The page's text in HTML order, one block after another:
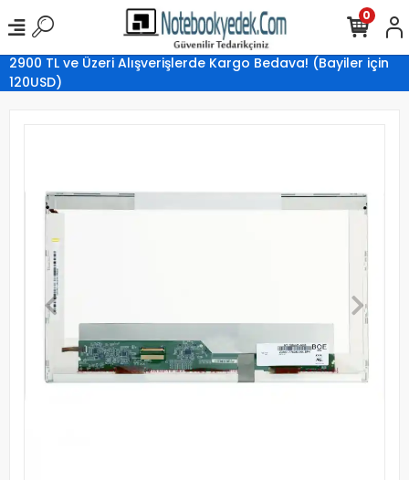
2900 TL ve Üzeri Alışverişlerde Kargo Bedava! (Bayiler için
120USD)
0